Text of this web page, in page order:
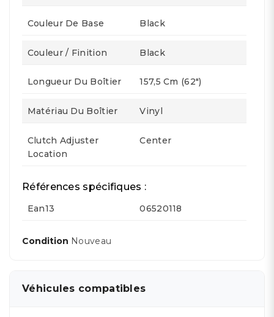
Couleur De Base Black
Couleur / Finition Black
Longueur Du Boîtier 157,5 Cm (62")
Matériau Du Boîtier Vinyl
Clutch Adjuster
Location
Center
Références spécifiques :
Ean13 06520118
Condition Nouveau
Véhicules compatibles